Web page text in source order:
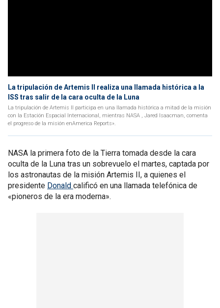
La tripulación de Artemis II realiza una llamada histórica a la
ISS tras salir de la cara oculta de la Luna
La tripulación de Artemis II participa en una llamada histórica a mitad de la misión
con la Estación Espacial Internacional, mientras NASA , Jared Isaacman, comenta
el progreso de la misión enAmerica Reports».
NASA la primera foto de la Tierra tomada desde la cara
oculta de la Luna tras un sobrevuelo el martes, captada por
los astronautas de la misión Artemis II, a quienes el
presidente Donald calificó en una llamada telefónica de
«pioneros de la era moderna».